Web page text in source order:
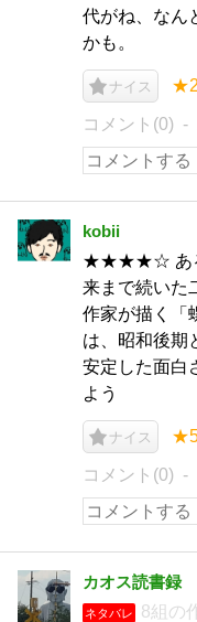
代がね、なん
かも。
ナイス
コメント(0)
kobii
★★★★☆ ある
来まで続いた
作家が描く
は、昭和後期
安定した面白
よう
ナイス
コメント(0)
カオス読書録
ネタバレ
8組の